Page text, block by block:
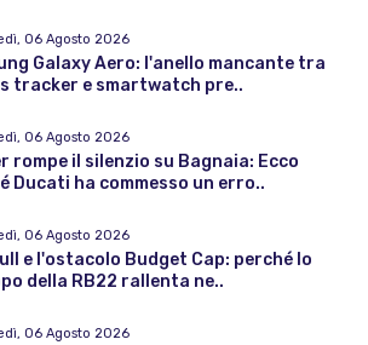
06 Agosto 2026
Galaxy Aero: l'anello mancante tra
tracker e smartwatch pre..
06 Agosto 2026
rompe il silenzio su Bagnaia: Ecco
Ducati ha commesso un erro..
06 Agosto 2026
e l'ostacolo Budget Cap: perché lo
della RB22 rallenta ne..
06 Agosto 2026